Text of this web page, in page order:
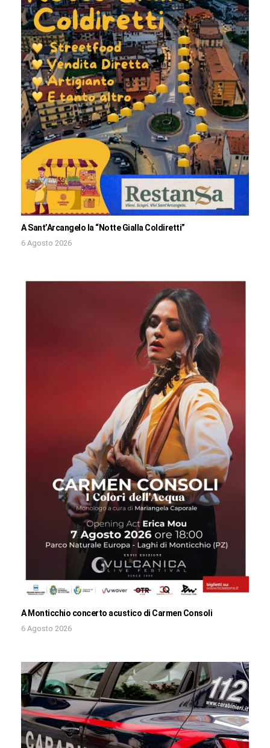
A Sant’Arcangelo la “Notte Gialla Coldiretti”
6 Agosto 2026
A Monticchio concerto acustico di Carmen Consoli
6 Agosto 2026